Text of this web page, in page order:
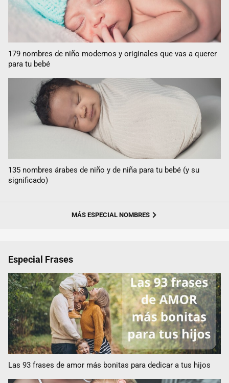
179 nombres de niño modernos y originales que vas a querer
para tu bebé
135 nombres árabes de niño y de niña para tu bebé (y su
significado)
MÁS ESPECIAL NOMBRES
Especial Frases
Las 93 frases de amor más bonitas para dedicar a tus hijos